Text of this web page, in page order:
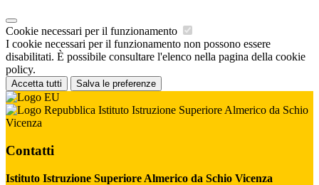
Cookie necessari per il funzionamento
I cookie necessari per il funzionamento non possono essere
disabilitati. È possibile consultare l'elenco nella pagina della cookie
policy.
Accetta tutti Salva le preferenze
Istituto Istruzione Superiore Almerico da Schio
Vicenza
Contatti
Istituto Istruzione Superiore Almerico da Schio Vicenza